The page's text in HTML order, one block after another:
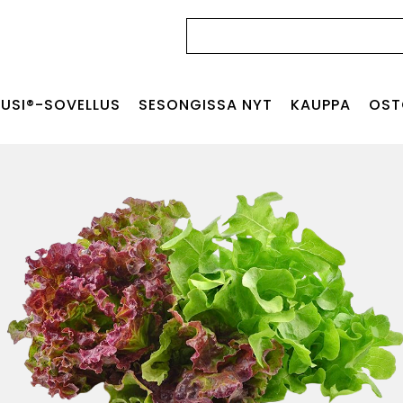
SOVELLUS SESONGISSA NYT KAUPPA